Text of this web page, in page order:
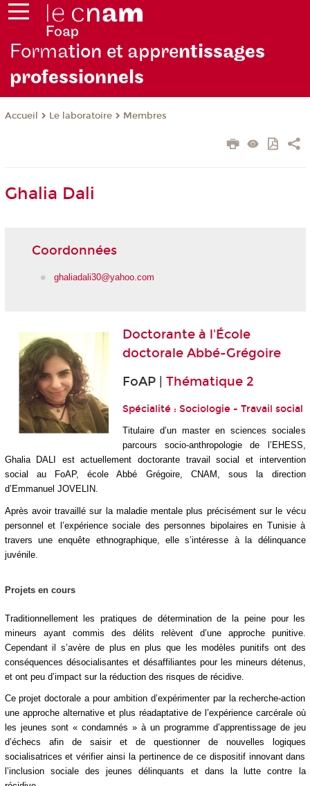
Formation et apprentissages
professionnels
Accueil Le laboratoire Membres
Ghalia Dali
Coordonnées
ghaliadali30@yahoo.com
Doctorante à l'École
doctorale Abbé-Grégoire
FoAP | Thématique 2
Spécialité : Sociologie - Travail social
Titulaire d’un master en sciences sociales
parcours socio-anthropologie de l’EHESS,
Ghalia DALI est actuellement doctorante travail social et intervention
social au FoAP, école Abbé Grégoire, CNAM, sous la direction
d’Emmanuel JOVELIN.
Après avoir travaillé sur la maladie mentale plus précisément sur le vécu
personnel et l’expérience sociale des personnes bipolaires en Tunisie à
travers une enquête ethnographique, elle s’intéresse à la délinquance
juvénile.
Projets en cours
Traditionnellement les pratiques de détermination de la peine pour les
mineurs ayant commis des délits relèvent d’une approche punitive.
Cependant il s’avère de plus en plus que les modèles punitifs ont des
conséquences désocialisantes et désaffiliantes pour les mineurs détenus,
et ont peu d’impact sur la réduction des risques de récidive.
Ce projet doctorale a pour ambition d’expérimenter par la recherche-action
une approche alternative et plus réadaptative de l’expérience carcérale où
les jeunes sont « condamnés » à un programme d’apprentissage de jeu
d’échecs afin de saisir et de questionner de nouvelles logiques
socialisatrices et vérifier ainsi la pertinence de ce dispositif innovant dans
l’inclusion sociale des jeunes délinquants et dans la lutte contre la